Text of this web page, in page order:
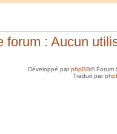
forum : Aucun
Développé parphpBB® Forum
Traduit par